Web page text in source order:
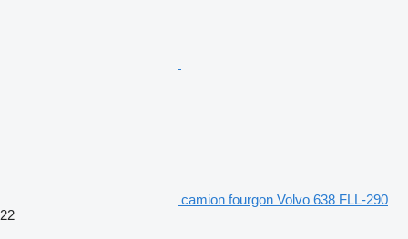
camion fourgon Volvo 638 FLL-290
22